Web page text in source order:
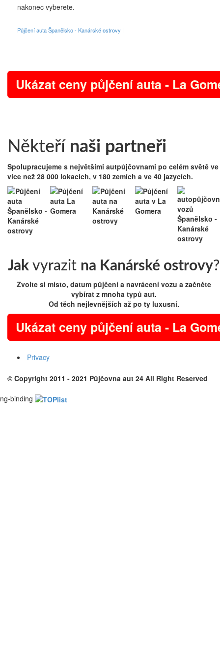
nakonec vyberete.
Půjčení auta Španělsko - Kanárské ostrovy
Ukázat ceny půjčení auta - La
Někteří naši partneři
Spolupracujeme s největšími autpůjčovnami po celém světě ve
více než 28 000 lokacích, v 180 zemích a ve 40 jazycích.
Jak vyrazit na Kanárské ostrovy?
Zvolte si místo, datum půjčení a navrácení vozu a začněte
vybírat z mnoha typů aut.
Od těch nejlevnějších až po ty luxusní.
Ukázat ceny půjčení auta - La
Privacy
© Copyright 2011 - 2021 Půjčovna aut 24 All Right Reserved
ng-binding